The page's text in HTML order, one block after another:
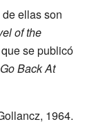
ellas son
of the
se publicó
Go Back At
1964.